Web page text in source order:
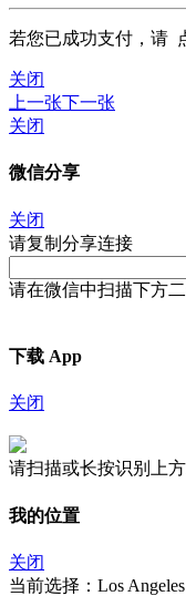
若您已成功支付，请
关闭
上一张下一张
关闭
微信分享
关闭
请复制分享连接
请在微信中扫描下方
下载 App
关闭
请扫描或长按识别上
我的位置
关闭
当前选择：Los